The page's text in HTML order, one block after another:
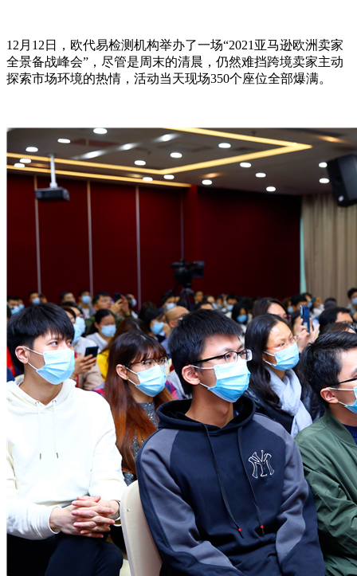
12月12日，欧代易检测机构举办了一场“2021亚马逊欧洲卖家
全景备战峰会”，尽管是周末的清晨，仍然难挡跨境卖家主动
探索市场环境的热情，活动当天现场350个座位全部爆满。